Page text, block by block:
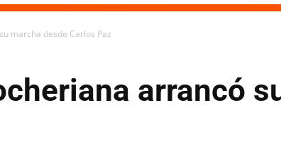
marcha desde Carlos Paz
arrancó